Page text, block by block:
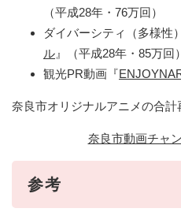
（平成28年・76万回）
ダイバーシティ（多様性
ル 』（平成28年・85万回）
観光PR動画『
奈良市オリジナルアニメの合計
奈良市動画チャ
参考